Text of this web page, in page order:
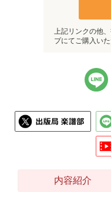
上記リンクの他
プにてご購入いた
内容紹介